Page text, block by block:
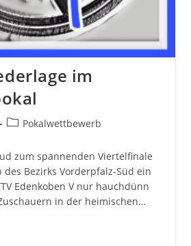
im
Beitrags-
Pokalwettbewerb
zum spannenden Viertelfinale
Bezirks Vorderpfalz-Süd ein
Edenkoben V nur hauchdünn
in der heimischen…